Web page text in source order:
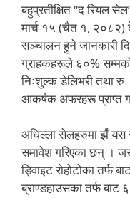
बहुप्रतीक्षित “द रियल
मार्च १५ (चैत १, २०८२)
सञ्चालन हुने जानकारी
ग्राहकहरूले ६०%
निःशुल्क डेलिभरी तथा
आकर्षक अफरहरू प्राप्त
अधिल्ला सेलहरुमा झैँ यस
समावेश गरिएका छन् ।
ड्विाइट रोहोटोका तर्फ
ब्राण्डहाउसका तर्फ बाट